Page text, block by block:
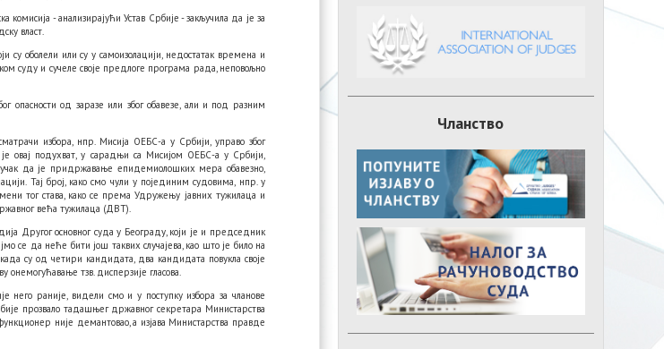
- анализирајући Устав Србије - закључила да је за
власт.
су оболели или су у самоизолацији, недостатак времена и
суду и сучеле своје предлоге програма рада, неповољно
опасности од заразе или због обавезе, али и под разним
избора, нпр. Мисија ОЕБС-а у Србији, управо због
овај подухват, у сарадњи са Мисијом ОЕБС-а у Србији,
да је придржавање епидемиолошких мера обавезно,
Тај број, како смо чули у појединим судовима, нпр. у
тог става, како се према Удружењу јавних тужилаца и
већа тужилаца (ДВТ).
Другог основног суда у Београду, који је и председник
се да неће бити још таквих случајева, као што је било на
су од четири кандидата, два кандидата повукла своје
тзв. дисперзије гласова.
раније, видели смо и у поступку избора за чланове
прозвало тадашњег државног секретара Министарства
није демантовао, а изјава Министарства правде
Чланство